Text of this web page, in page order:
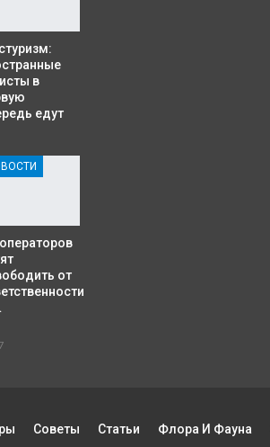
в
едут
от
Советы Статьи Флора И Фауна